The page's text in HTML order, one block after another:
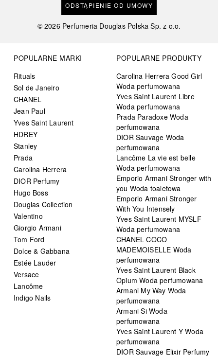
ODSTĄPIENIE OD UMOWY
©2026 Perfumeria Douglas Polska Sp. z o.o.
POPULARNE MARKI
Rituals
Sol de Janeiro
CHANEL
Jean Paul
Yves Saint Laurent
HDREY
Stanley
Prada
Carolina Herrera
DIOR Perfumy
Hugo Boss
Douglas Collection
Valentino
Giorgio Armani
Tom Ford
Dolce & Gabbana
Estée Lauder
Versace
Lancôme
Indigo Nails
POPULARNE PRODUKTY
Carolina Herrera Good Girl
Woda perfumowana
Yves Saint Laurent Libre
Woda perfumowana
Prada Paradoxe Woda
perfumowana
DIOR Sauvage Woda
perfumowana
Lancôme La vie est belle
Woda perfumowana
Emporio Armani Stronger with
you Woda toaletowa
Emporio Armani Stronger
With You Intensely
Yves Saint Laurent MYSLF
Woda perfumowana
CHANEL COCO
MADEMOISELLE Woda
perfumowana
Yves Saint Laurent Black
Opium Woda perfumowana
Armani My Way Woda
perfumowana
Armani Si Woda
perfumowana
Yves Saint Laurent Y Woda
perfumowana
DIOR Sauvage Elixir Perfumy